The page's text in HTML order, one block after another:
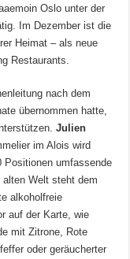
Oslo unter der
Im Dezember ist die
Heimat – als neue
Restaurants.
nach dem
übernommen hatte,
Julien
im Alois wird
Positionen umfassende
Welt steht dem
alkoholfreie
auf der Karte, wie
mit Zitrone, Rote
oder geräucherter